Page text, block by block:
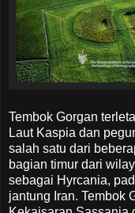
Tembok Gorgan
Laut Kaspia dan
salah satu dari
bagian timur dari
sebagai Hyrcania,
jantung Iran. Tembok